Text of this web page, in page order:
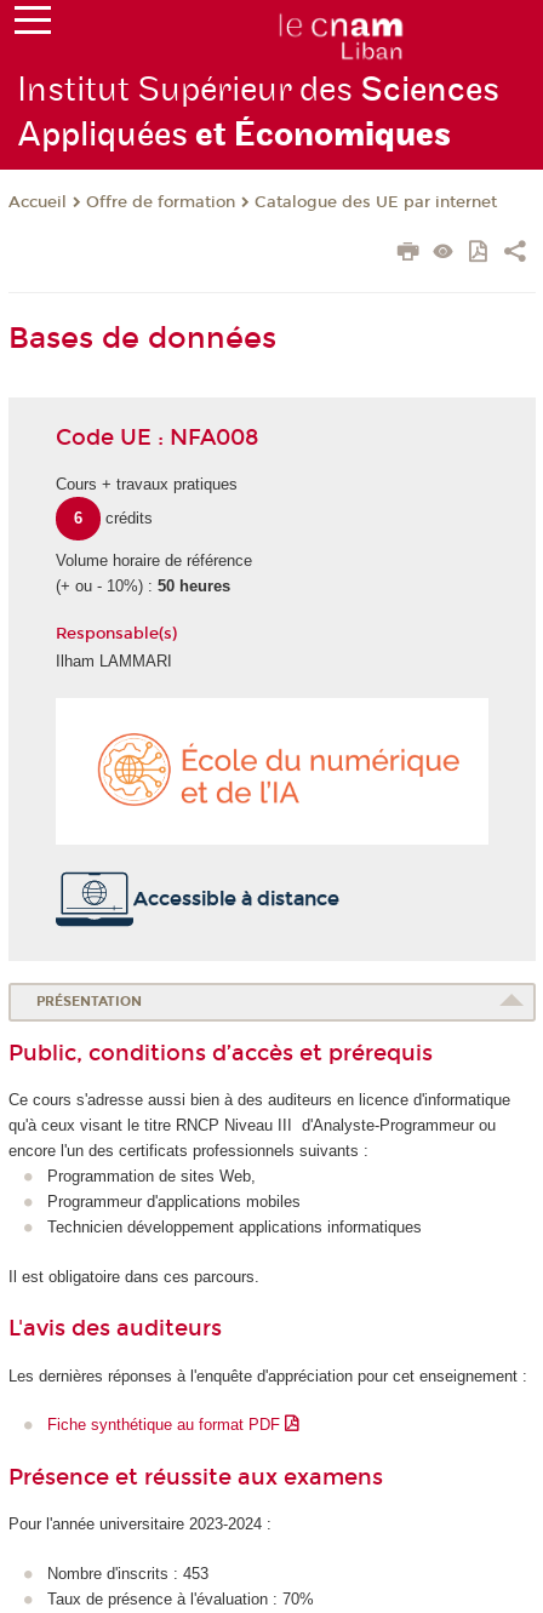
Institut Supérieur des Sciences
Appliquéeset Économiques
Accueil Offre de formation Catalogue des UE par internet
Bases de données
Code UE : NFA008
Cours + travaux pratiques
6
crédits
Volume horaire de référence
(+ ou - 10%) : 50 heures
Responsable(s)
Ilham LAMMARI
Accessible à distance
PRÉSENTATION
Public, conditions d’accès et prérequis
Ce cours s'adresse aussi bien à des auditeurs en licence d'informatique
qu'à ceux visant le titre RNCP Niveau III d'Analyste-Programmeur ou
encore l'un des certificats professionnels suivants :
Programmation de sites Web,
Programmeur d'applications mobiles
Technicien développement applications informatiques
Il est obligatoire dans ces parcours.
L'avis des auditeurs
Les dernières réponses à l'enquête d'appréciation pour cet enseignement :
Fiche synthétique au format PDF
Présence et réussite aux examens
Pour l'année universitaire 2023-2024 :
Nombre d'inscrits : 453
Taux de présence à l'évaluation : 70%